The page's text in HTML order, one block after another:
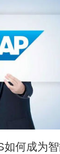
如何成为